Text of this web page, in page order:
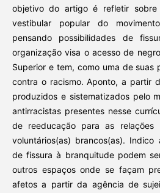
objetivo do artigo é refletir
vestibular popular do
pensando possibilidades de
organização visa o acesso de
Superior e tem, como uma de suas
contra o racismo. Aponto, a partir
produzidos e sistematizados pelo
antirracistas presentes nesse
de reeducação para as relações
voluntários(as) brancos(as).
de fissura à branquitude podem
outros espaços onde se façam
afetos a partir da agência de